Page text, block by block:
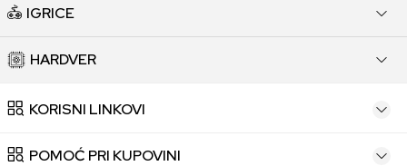
IGRICE
HARDVER
KORISNI LINKOVI
POMOĆ PRI KUPOVINI